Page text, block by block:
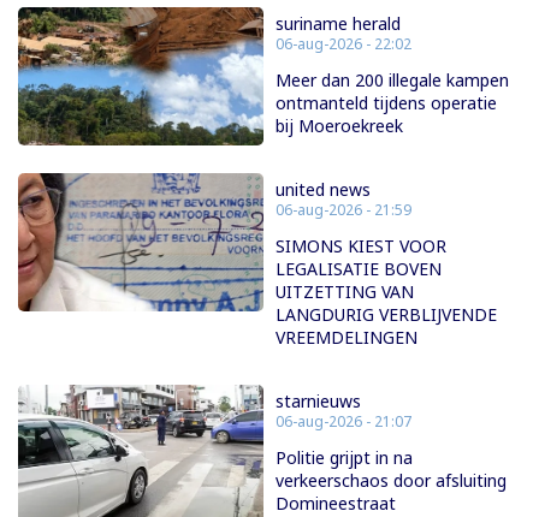
suriname herald
06-aug-2026 - 22:02
Meer dan 200 illegale kampen
ontmanteld tijdens operatie
bij Moeroekreek
united news
06-aug-2026 - 21:59
SIMONS KIEST VOOR
LEGALISATIE BOVEN
UITZETTING VAN
LANGDURIG VERBLIJVENDE
VREEMDELINGEN
starnieuws
06-aug-2026 - 21:07
Politie grijpt in na
verkeerschaos door afsluiting
Domineestraat